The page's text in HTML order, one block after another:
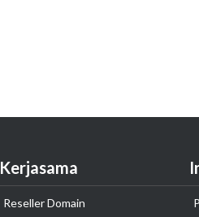
Kerjasama
Reseller Domain